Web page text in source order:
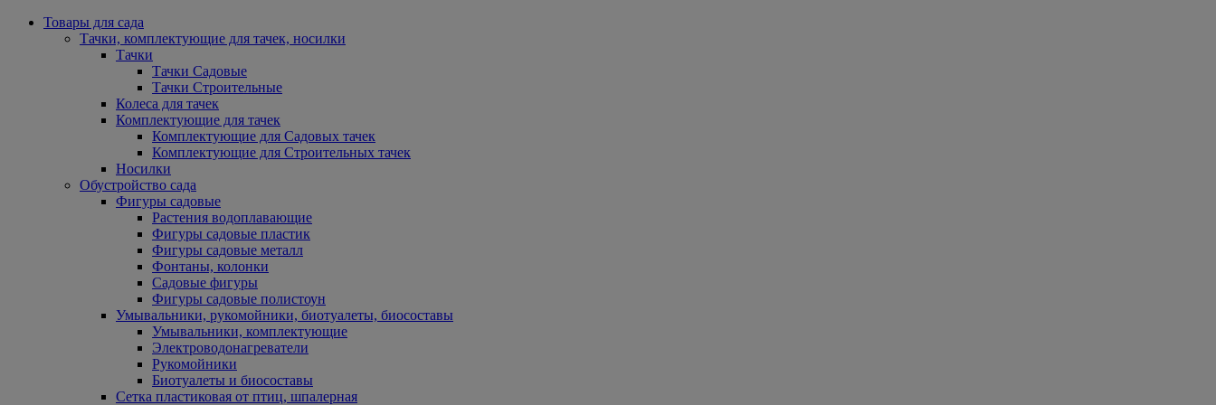
Товары для сада
Тачки, комплектующие для тачек, носилки
Тачки
Тачки Садовые
Тачки Строительные
Колеса для тачек
Комплектующие для тачек
Комплектующие для Садовых тачек
Комплектующие для Строительных тачек
Носилки
Обустройство сада
Фигуры садовые
Растения водоплавающие
Фигуры садовые пластик
Фигуры садовые металл
Фонтаны, колонки
Садовые фигуры
Фигуры садовые полистоун
Умывальники, рукомойники, биотуалеты, биосоставы
Умывальники, комплектующие
Электроводонагреватели
Рукомойники
Биотуалеты и биосоставы
Сетка пластиковая от птиц, шпалерная